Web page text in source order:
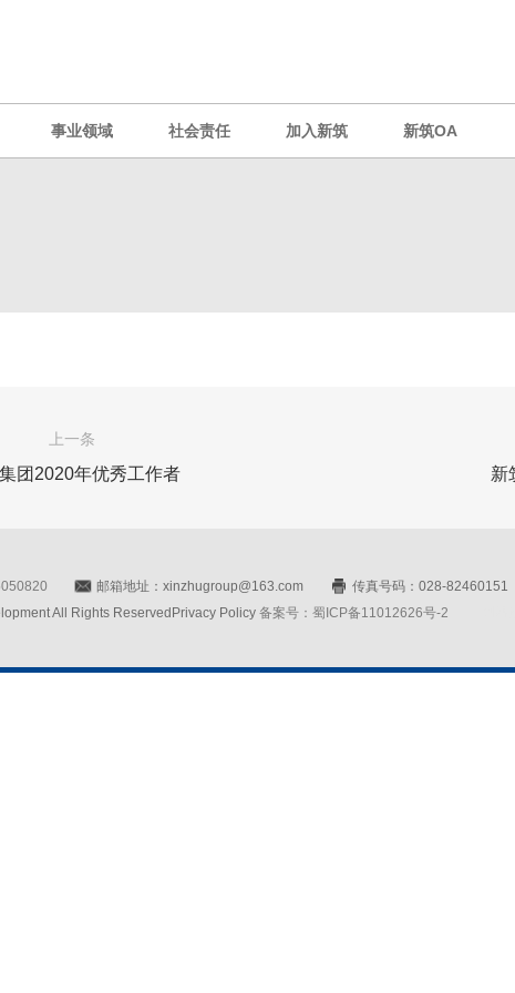
事业领域 社会责任 加入新筑 新筑OA
上一条
团2020年优秀工作者 新
邮箱地址：xinzhugroup@163.com
传真号码：028-82460151
All Rights ReservedPrivacy Policy 备案号：蜀ICP备11012626号-2